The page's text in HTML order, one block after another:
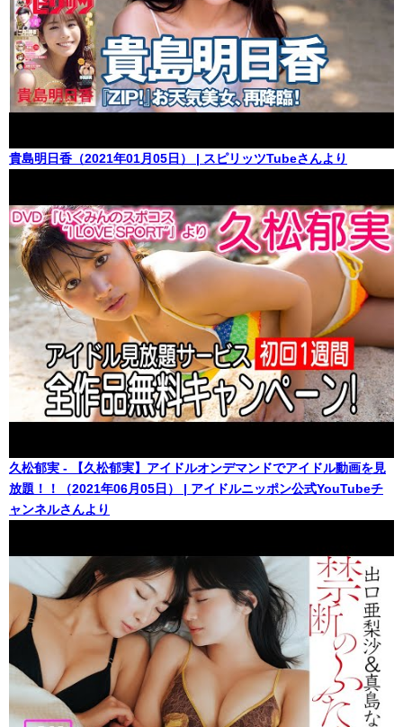
貴島明日香（2021年01月05日） | スピリッツTubeさんより
久松郁実 - 【久松郁実】アイドルオンデマンドでアイドル動画を見
放題！！（2021年06月05日） | アイドルニッポン公式YouTubeチ
ャンネルさんより